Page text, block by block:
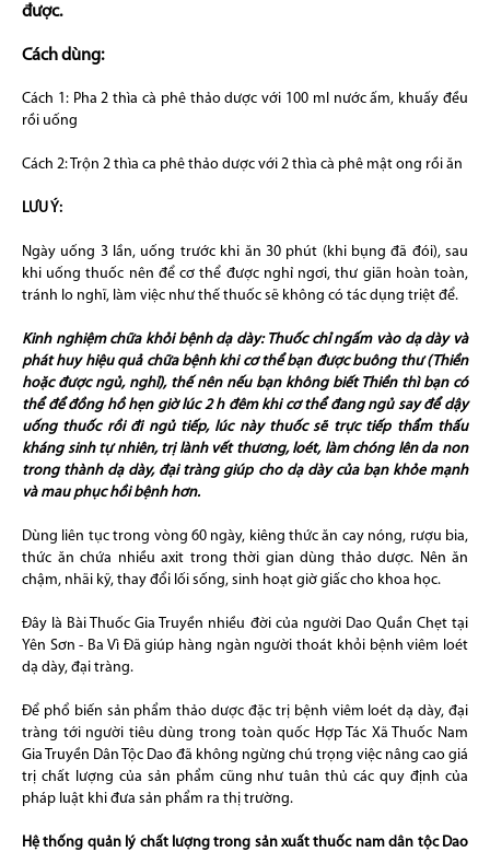
được.
Cách dùng:
Cách 1: Pha 2 thìa cà phê thảo dược với 100 ml nước ấm, khuấy đều
rồi uống
Cách 2: Trộn 2 thìa ca phê thảo dược với 2 thìa cà phê mật ong rồi ăn
LƯU Ý:
Ngày uống 3 lần, uống trước khi ăn 30 phút (khi bụng đã đói), sau
khi uống thuốc nên để cơ thể được nghỉ ngơi, thư giãn hoàn toàn,
tránh lo nghĩ, làm việc như thế thuốc sẽ không có tác dụng triệt để.
Kinh nghiệm chữa khỏi bệnh dạ dày: Thuốc chỉ ngấm vào dạ dày và
phát huy hiệu quả chữa bệnh khi cơ thể bạn được buông thư (Thiền
hoặc được ngủ, nghỉ), thế nên nếu bạn không biết Thiền thì bạn có
thể để đồng hồ hẹn giờ lúc 2 h đêm khi cơ thể đang ngủ say để dậy
uống thuốc rồi đi ngủ tiếp, lúc này thuốc sẽ trực tiếp thẩm thấu
kháng sinh tự nhiên, trị lành vết thương, loét, làm chóng lên da non
trong thành dạ dày, đại tràng giúp cho dạ dày của bạn khỏe mạnh
và mau phục hồi bệnh hơn.
Dùng liên tục trong vòng 60 ngày, kiêng thức ăn cay nóng, rượu bia,
thức ăn chứa nhiều axit trong thời gian dùng thảo dược. Nên ăn
chậm, nhãi kỹ, thay đổi lối sống, sinh hoạt giờ giấc cho khoa học.
Đây là Bài Thuốc Gia Truyền nhiều đời của người Dao Quần Chẹt tại
Yên Sơn - Ba Vì Đã giúp hàng ngàn người thoát khỏi bệnh viêm loét
dạ dày, đại tràng.
Để phổ biến sản phẩm thảo dược đặc trị bệnh viêm loét dạ dày, đại
tràng tới người tiêu dùng trong toàn quốc Hợp Tác Xã Thuốc Nam
Gia Truyền Dân Tộc Dao đã không ngừng chú trọng việc nâng cao giá
trị chất lượng của sản phẩm cũng như tuân thủ các quy định của
pháp luật khi đưa sản phẩm ra thị trường.
Hệ thống quản lý chất lượng trong sản xuất thuốc nam dân tộc Dao